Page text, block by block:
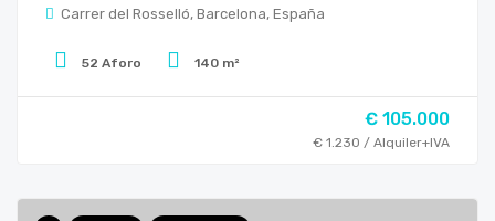
Carrer del Rosselló, Barcelona, España
52 Aforo 140 m²
€ 105.000
€ 1.230 / Alquiler+IVA